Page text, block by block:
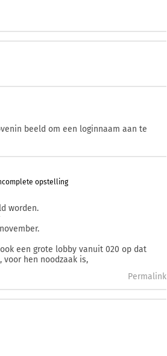
beeld om een loginnaam aan te
opstelling
worden.
een grote lobby vanuit 020 op dat
hen noodzaak is,
Permalink